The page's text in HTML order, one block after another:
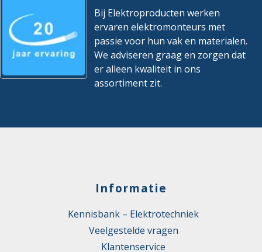
Functieblok toestemtoets Nee
Functieblok
tweehandschakeling
Nee
Geschikt voor baansturing Nee
Geschikt voor drukregeling Nee
Geschikt voor eenas-
Nee
positionering
Nee
Bij Elektroproducten werken
ervaren elektromonteurs met
passie voor hun vak en materialen.
We adviseren graag en zorgen dat
er alleen kwaliteit in ons
assortiment zit.
Informatie
Kennisbank – Elektrotechniek
Veelgestelde vragen
Klantenservice